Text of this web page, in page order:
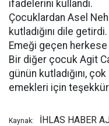
ifadelerini kullandı.
Çocuklardan Asel
kutladığını dile
Emeği geçen
Bir diğer çocuk Agit
günün kutladığını,
emekleri için
Kaynak: İHLAS HABER